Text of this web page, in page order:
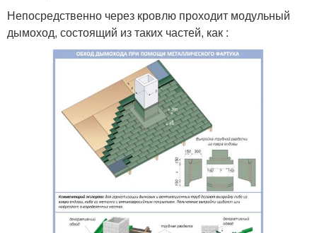
Непосредственно через кровлю проходит модульный
дымоход, состоящий из таких частей, как :